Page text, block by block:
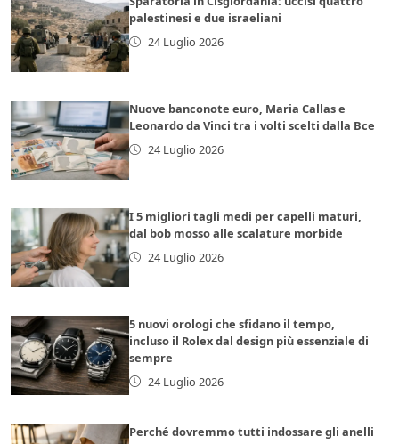
palestinesi e due israeliani
24 Luglio 2026
Nuove banconote euro, Maria Callas e
Leonardo da Vinci tra i volti scelti dalla Bce
24 Luglio 2026
I 5 migliori tagli medi per capelli maturi,
dal bob mosso alle scalature morbide
24 Luglio 2026
5 nuovi orologi che sfidano il tempo,
incluso il Rolex dal design più essenziale di
sempre
24 Luglio 2026
Perché dovremmo tutti indossare gli anelli